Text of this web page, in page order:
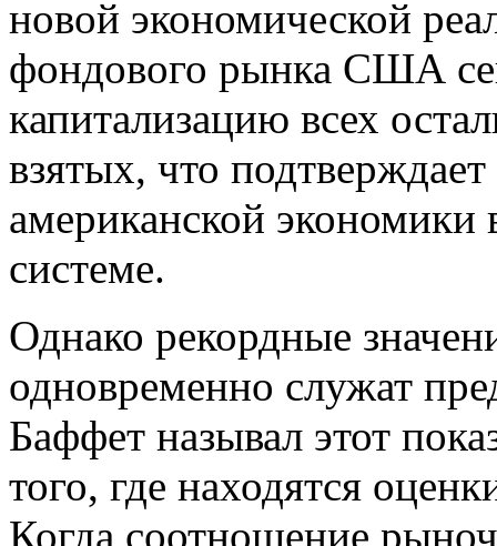
новой экономической
фондового рынка США
капитализацию всех
взятых, что
американской экономики
системе.
Однако рекордные
одновременно служат
Баффет называл этот
того, где находятся
Когда соотношение